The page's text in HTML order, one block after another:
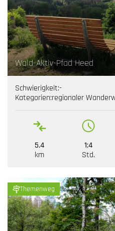
Wald-Aktiv-Pfad Heed
Schwierigkeit:-
Kategorien:regionaler
5.4
km
1:4
Std.
Themenweg